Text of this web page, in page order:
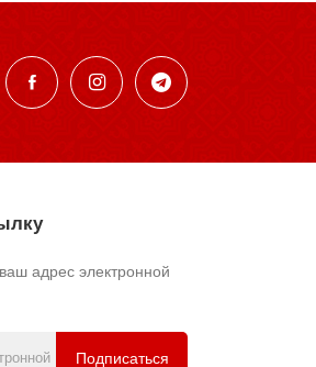
адрес электронной
Подписаться